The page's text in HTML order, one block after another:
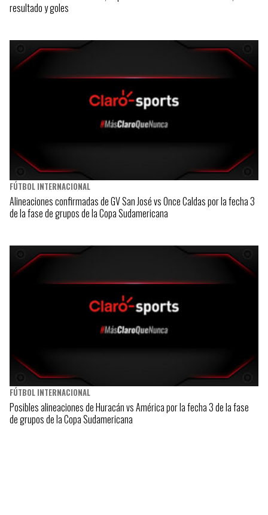
resultado y goles
FÚTBOL INTERNACIONAL
Alineaciones confirmadas de GV San José vs Once Caldas por la fecha 3
de la fase de grupos de la Copa Sudamericana
FÚTBOL INTERNACIONAL
Posibles alineaciones de Huracán vs América por la fecha 3 de la fase
de grupos de la Copa Sudamericana